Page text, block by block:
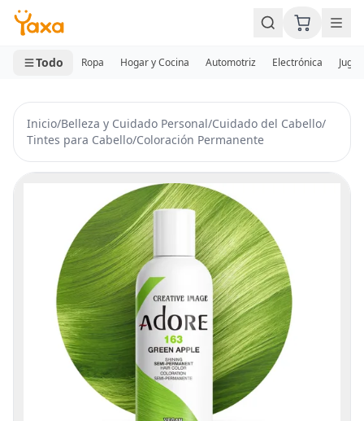
MINI CARRITO
0 productos
Todo Ropa Hogar y Cocina Automotriz Electrónica
Inicio/Belleza y Cuidado Personal/Cuidado del Cabello/
Tintes para Cabello/Coloración Permanente